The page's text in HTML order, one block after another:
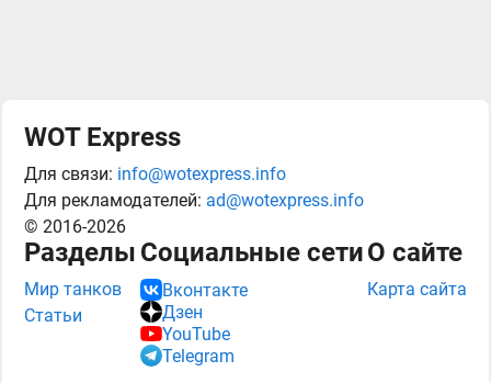
WOT Express
Для связи: info@wotexpress.info
Для рекламодателей: ad@wotexpress.info
© 2016-2026
Разделы
Мир танков
Статьи
Социальные сети
Вконтакте
Дзен
YouTube
Telegram
О сайте
Карта сайта